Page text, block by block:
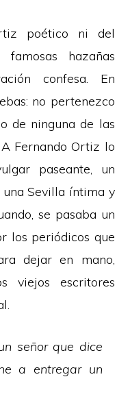
poético ni del
famosas hazañas
confesa. En
no pertenezco
de ninguna de las
Fernando Ortiz lo
paseante, un
Sevilla íntima y
se pasaba un
los periódicos que
dejar en mano,
viejos escritores
señor que dice
a entregar un